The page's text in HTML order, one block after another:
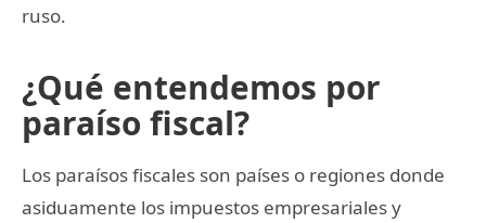
ruso.
¿Qué entendemos por
paraíso fiscal?
Los paraísos fiscales son países o regiones donde
asiduamente los impuestos empresariales y